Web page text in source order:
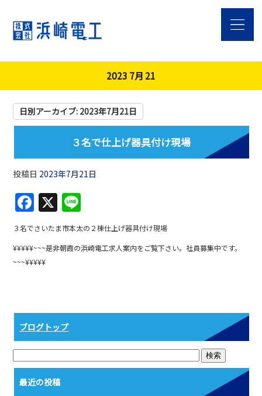
2023 7月 21
日別アーカイブ: 2023年7月21日
３名で仕上げ器具付け現場
投稿日 2023年7月21日
F
a
c
e
o
k
X
n
e
３名でさいたま市本太の２棟仕上げ器具付け現場
¥¥¥¥¥~~~是非朝霞の浜崎電工求人案内をご覧下さい。社員募集中です。
~~~¥¥¥¥¥
ブログトップ
最近の投稿